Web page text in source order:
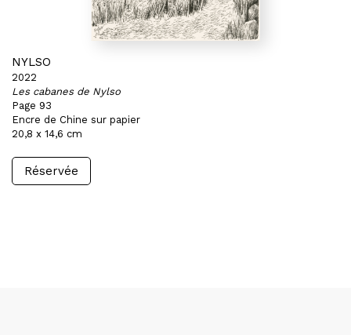
NYLSO
2022
Les cabanes de Nylso
Page 93
Encre de Chine sur papier
20,8 x 14,6 cm
Réservée